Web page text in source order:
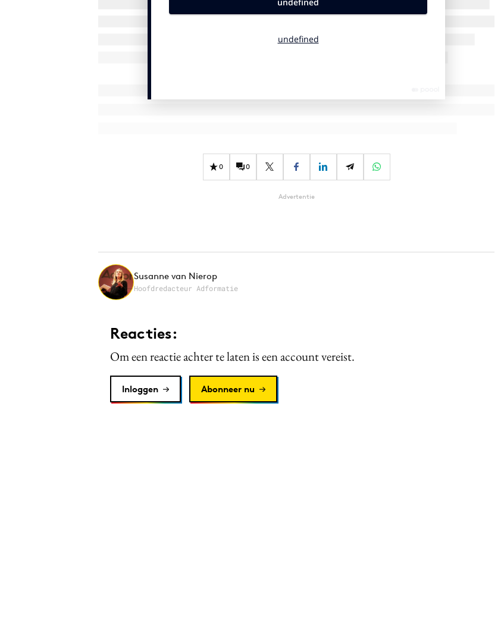
0 0
Advertentie
Susanne van Nierop
Hoofdredacteur Adformatie
Reacties:
Om een reactie achter te laten is een account vereist.
Inloggen Abonneer nu